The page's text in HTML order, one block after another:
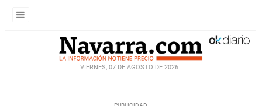
VIERNES, 07 DE AGOSTO DE 2026